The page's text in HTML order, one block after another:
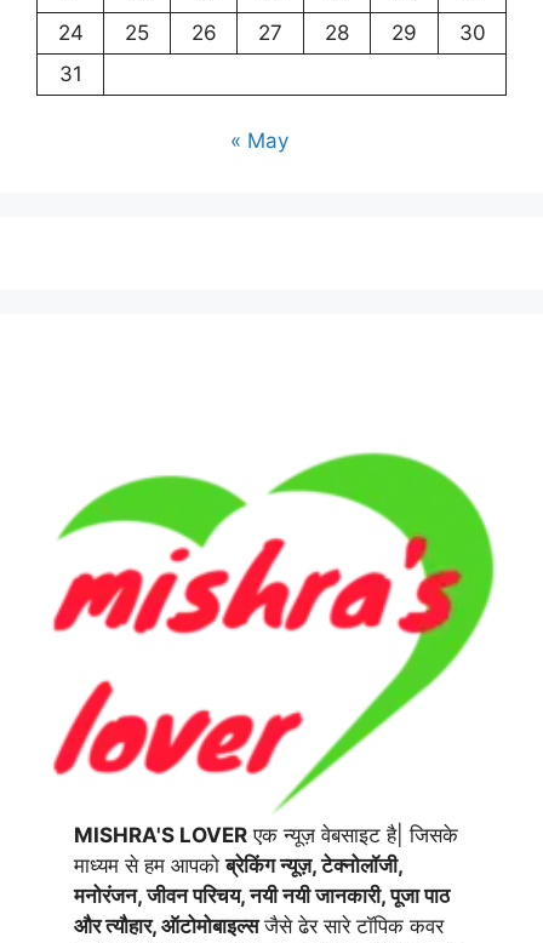
24
25 26 27 28 29
30
31
« May
MISHRA'S LOVER एक न्यूज़ वेबसाइट है| जिसके
माध्यम से हम आपकोब्रेकिंग न्यूज़, टेक्नोलॉजी,
मनोरंजन, जीवन परिचय, नयी नयी जानकारी, पूजा पाठ
और त्यौहार, ऑटोमोबाइल्सजैसे ढेर सारे टॉपिक कवर